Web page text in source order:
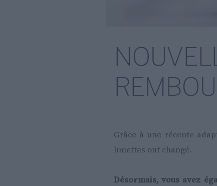
Grâce à une récente
lunettes ont changé.
Désormais, vous avez